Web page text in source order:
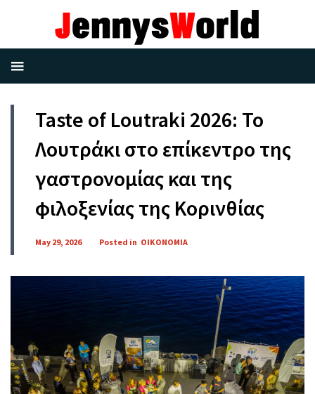
Taste of Loutraki 2026: Το
Λουτράκι στο επίκεντρο της
γαστρονομίας και της
φιλοξενίας της Κορινθίας
May 29, 2026 Posted in ΟΙΚΟΝΟΜΙΑ